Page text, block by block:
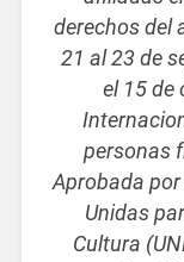
derechos del
21 al 23 de
el 15 de
personas
Aprobada
Unidas
Cultura